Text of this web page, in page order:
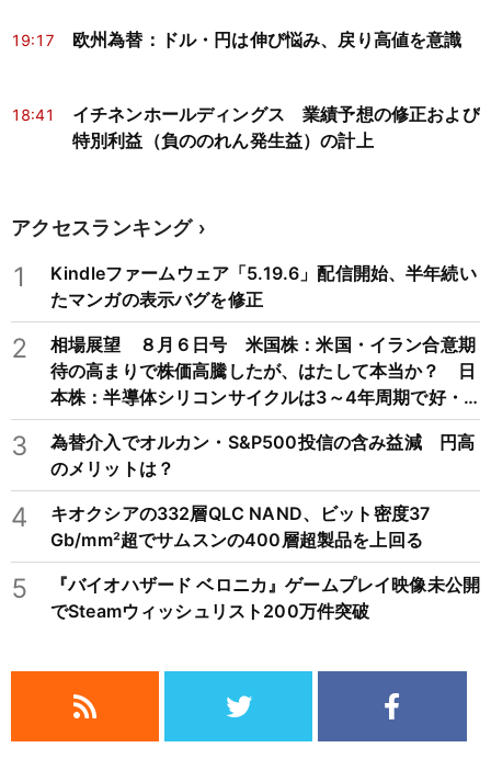
19:17 欧州為替：ドル・円は伸び悩み、戻り高値を意識
18:41
イチネンホールディングス 業績予想の修正および
特別利益（負ののれん発生益）の計上
アクセスランキング
1
Kindleファームウェア「5.19.6」配信開始、半年続い
たマンガの表示バグを修正
2
相場展望 ８月６日号 米国株：米国・イラン合意期
待の高まりで株価高騰したが、はたして本当か？ 日
本株：半導体シリコンサイクルは3～4年周期で好・
不況を繰り返すため注意
3
為替介入でオルカン・S&P500投信の含み益減 円高
のメリットは？
4
キオクシアの332層QLC NAND、ビット密度37
Gb/mm²超でサムスンの400層超製品を上回る
5
『バイオハザード ベロニカ』ゲームプレイ映像未公開
でSteamウィッシュリスト200万件突破